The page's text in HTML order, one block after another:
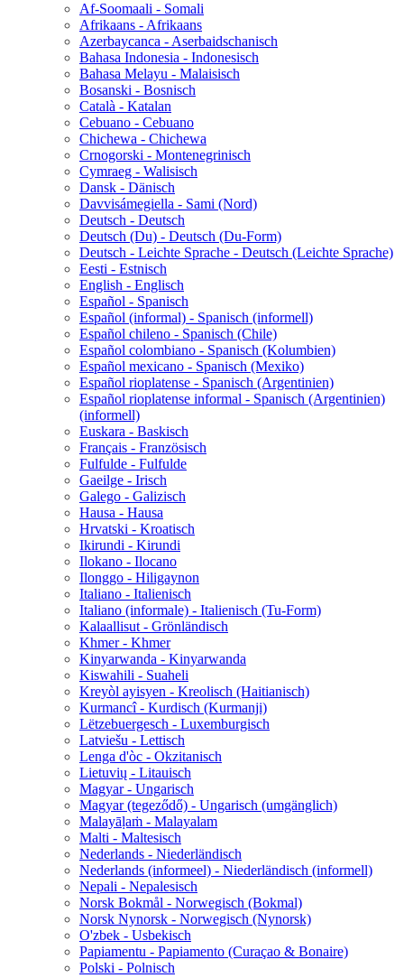
Af-Soomaali - Somali
Afrikaans - Afrikaans
Azerbaycanca - Aserbaidschanisch
Bahasa Indonesia - Indonesisch
Bahasa Melayu - Malaisisch
Bosanski - Bosnisch
Català - Katalan
Cebuano - Cebuano
Chichewa - Chichewa
Crnogorski - Montenegrinisch
Cymraeg - Walisisch
Dansk - Dänisch
Davvisámegiella - Sami (Nord)
Deutsch - Deutsch
Deutsch (Du) - Deutsch (Du-Form)
Deutsch - Leichte Sprache - Deutsch (Leichte Sprache)
Eesti - Estnisch
English - Englisch
Español - Spanisch
Español (informal) - Spanisch (informell)
Español chileno - Spanisch (Chile)
Español colombiano - Spanisch (Kolumbien)
Español mexicano - Spanisch (Mexiko)
Español rioplatense - Spanisch (Argentinien)
Español rioplatense informal - Spanisch (Argentinien)
(informell)
Euskara - Baskisch
Français - Französisch
Fulfulde - Fulfulde
Gaeilge - Irisch
Galego - Galizisch
Hausa - Hausa
Hrvatski - Kroatisch
Ikirundi - Kirundi
Ilokano - Ilocano
Ilonggo - Hiligaynon
Italiano - Italienisch
Italiano (informale) - Italienisch (Tu-Form)
Kalaallisut - Grönländisch
Khmer - Khmer
Kinyarwanda - Kinyarwanda
Kiswahili - Suaheli
Kreyòl ayisyen - Kreolisch (Haitianisch)
Kurmancî - Kurdisch (Kurmanji)
Lëtzebuergesch - Luxemburgisch
Latviešu - Lettisch
Lenga d'òc - Okzitanisch
Lietuvių - Litauisch
Magyar - Ungarisch
Magyar (tegeződő) - Ungarisch (umgänglich)
Malayāḷaṁ - Malayalam
Malti - Maltesisch
Nederlands - Niederländisch
Nederlands (informeel) - Niederländisch (informell)
Nepali - Nepalesisch
Norsk Bokmål - Norwegisch (Bokmal)
Norsk Nynorsk - Norwegisch (Nynorsk)
O'zbek - Usbekisch
Papiamentu - Papiamento (Curaçao & Bonaire)
Polski - Polnisch